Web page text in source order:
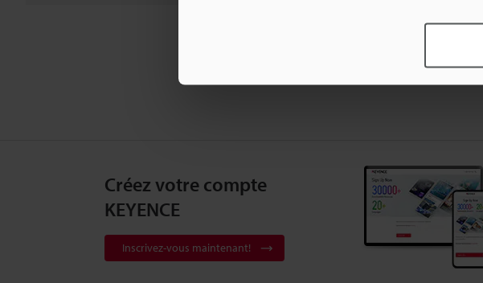
Créez votre compte
KEYENCE
Inscrivez-vous maintenant!